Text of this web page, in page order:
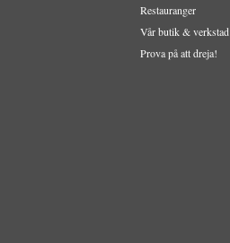
Restauranger
Vår butik & verkstad
Prova på att dreja!